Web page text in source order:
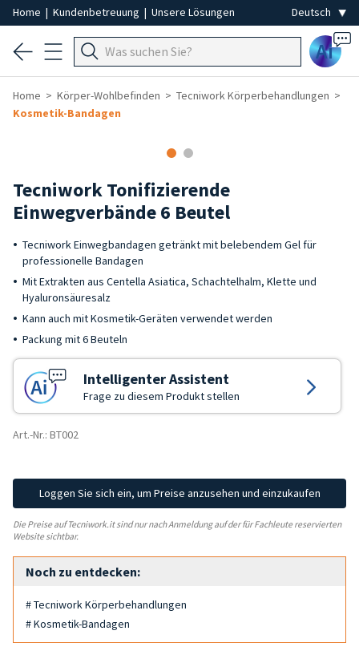
Home | Kundenbetreuung | Unsere Lösungen
Ai
Home Körper-Wohlbefinden
Tecniwork Körperbehandlungen
Kosmetik-Bandagen
Tecniwork Tonifizierende
Einwegverbände 6 Beutel
Tecniwork Einwegbandagen getränkt mit belebendem Gel für
professionelle Bandagen
Mit Extrakten aus Centella Asiatica, Schachtelhalm, Klette und
Hyaluronsäuresalz
Kann auch mit Kosmetik-Geräten verwendet werden
Packung mit 6 Beuteln
Intelligenter Assistent
Frage zu diesem Produkt stellen
Art.-Nr.: BT002
Loggen Sie sich ein, um Preise anzusehen und einzukaufen
Die Preise auf Tecniwork.it sind nur nach Anmeldung auf der für Fachleute reservierten
Website sichtbar.
Noch zu entdecken:
# Tecniwork Körperbehandlungen
# Kosmetik-Bandagen